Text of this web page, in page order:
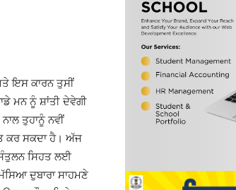
ਇਸ ਕਾਰਨ ਤੁਸੀਂ
ਮਨ ਨੂੰ ਸ਼ਾਂਤੀ ਦੇਵੇਗੀ
ਤੁਹਾਨੂੰ ਨਵੀਂ
ਕਰ ਸਕਦਾ ਹੈ। ਅੱਜ
ਸੰਤੁਲਨ ਸਿਹਤ ਲਈ
ਦੁਬਾਰਾ ਸਾਹਮਣੇ